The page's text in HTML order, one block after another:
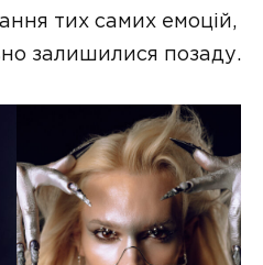
тих самих емоцій,
залишилися позаду.